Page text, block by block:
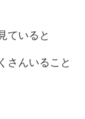
ていると
さんいること